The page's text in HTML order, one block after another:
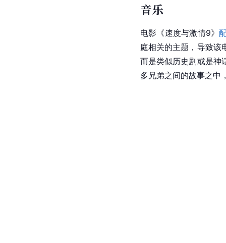
音乐
电影《速度与激情9》
庭相关的主题，导致该
而是类似历史剧或是神
多兄弟之间的故事之中